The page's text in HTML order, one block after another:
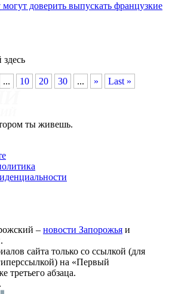
доверить выпускать французкие
... 10 20 30 ... » Last »
ты живешь.
– новости Запорожья и
сайта только со ссылкой (для
на «Первый
третьего абзаца.